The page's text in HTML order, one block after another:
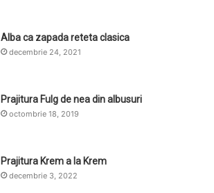
Alba ca zapada reteta clasica
decembrie 24, 2021
Prajitura Fulg de nea din albusuri
octombrie 18, 2019
Prajitura Krem a la Krem
decembrie 3, 2022